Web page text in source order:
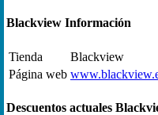
Blackview Información
Tienda
Blackview
Página web
Descuentos actuales